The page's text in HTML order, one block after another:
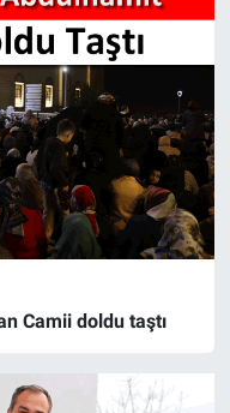
Camii doldu taştı